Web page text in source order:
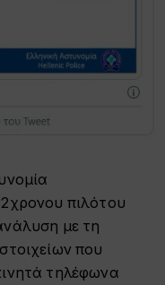
πιλότου
με τη
που
τηλέφωνα